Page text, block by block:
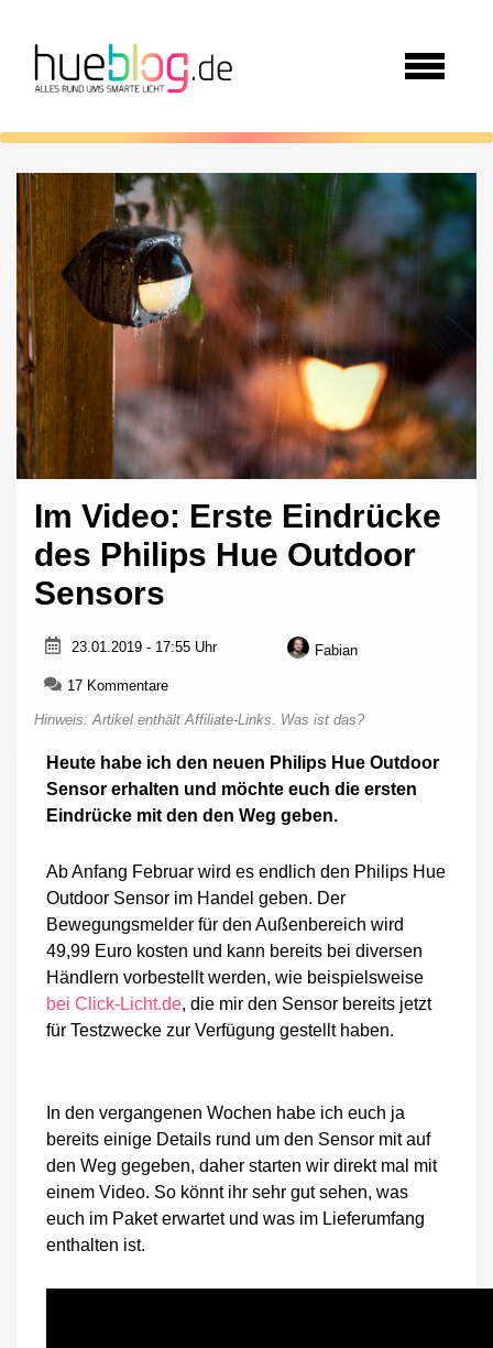
Im Video: Erste Eindrücke
des Philips Hue Outdoor
Sensors
23.01.2019 - 17:55 Uhr Fabian
17 Kommentarezu
Video:
Eindrücke
des
Philips
Sensors
Hinweis: Artikel enthält Affiliate-Links. Was ist das?
Heute habe ich den neuen Philips Hue Outdoor
Sensor erhalten und möchte euch die ersten
Eindrücke mit den den Weg geben.
Ab Anfang Februar wird es endlich den Philips Hue
Outdoor Sensor im Handel geben. Der
Bewegungsmelder für den Außenbereich wird
49,99 Euro kosten und kann bereits bei diversen
Händlern vorbestellt werden, wie beispielsweise
bei Click-Licht.de, die mir den Sensor bereits jetzt
für Testzwecke zur Verfügung gestellt haben.
In den vergangenen Wochen habe ich euch ja
bereits einige Details rund um den Sensor mit auf
den Weg gegeben, daher starten wir direkt mal mit
einem Video. So könnt ihr sehr gut sehen, was
euch im Paket erwartet und was im Lieferumfang
enthalten ist.